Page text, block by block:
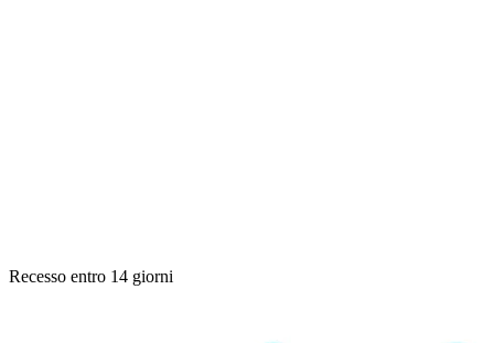
Recesso entro 14 giorni